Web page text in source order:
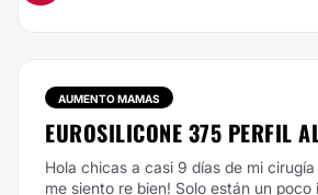
AUMENTO MAMAS
EUROSILICONE 375 PERFIL
Hola chicas a casi 9 días de mi
me siento re bien! Solo están un poco